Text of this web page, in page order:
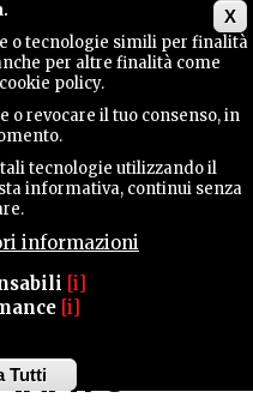
X
o tecnologie simili per finalità
per altre finalità come
policy.
revocare il tuo consenso, in
tecnologie utilizzando il
informativa, continui senza
informazioni
[i]
[i]
Tutti
Withdraw
AL